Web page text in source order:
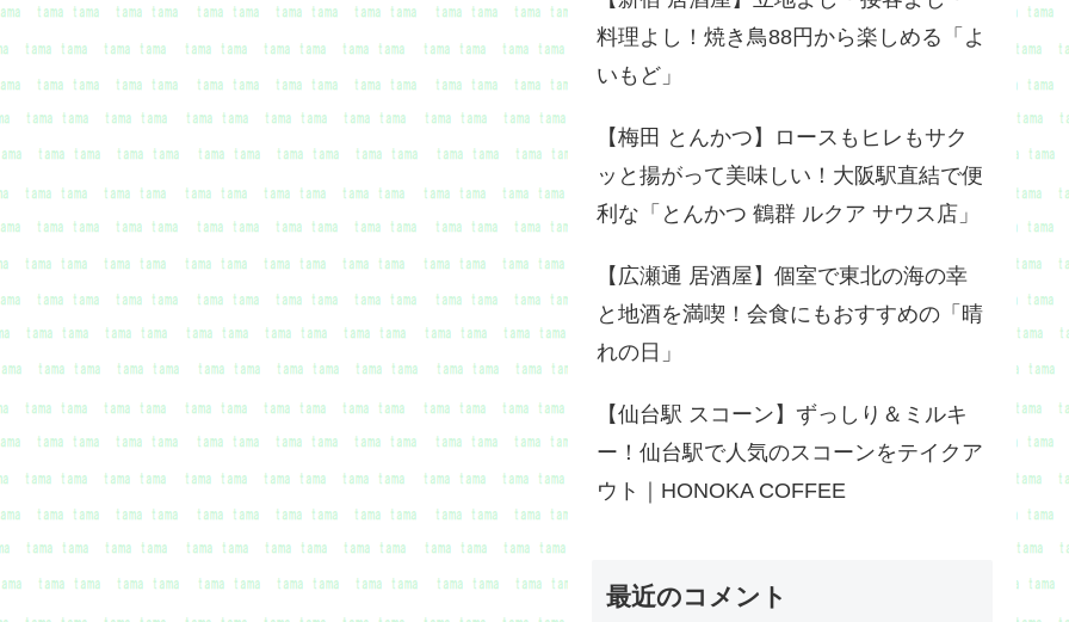
料理よし！焼き鳥88円から楽しめる「よ
いもど」
【梅田 とんかつ】ロースもヒレもサク
ッと揚がって美味しい！大阪駅直結で便
利な「とんかつ 鶴群 ルクア サウス店」
【広瀬通 居酒屋】個室で東北の海の幸
と地酒を満喫！会食にもおすすめの「晴
れの日」
【仙台駅 スコーン】ずっしり＆ミルキ
ー！仙台駅で人気のスコーンをテイクア
ウト｜HONOKA COFFEE
最近のコメント